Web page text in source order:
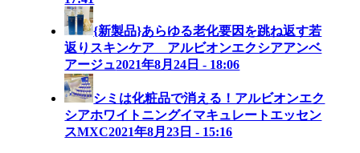
{新製品}あらゆる老化要因を跳ね返す若
返りスキンケア アルビオンエクシアアンベ
アージュ2021年8月24日 - 18:06
シミは化粧品で消える！アルビオンエク
シアホワイトニングイマキュレートエッセン
スMXC2021年8月23日 - 15:16